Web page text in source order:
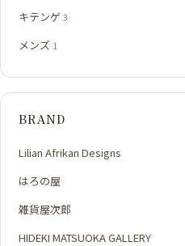
キテンゲ 3
メンズ 1
BRAND
Lilian Afrikan Designs
はろの屋
雑貨屋次郎
HIDEKI MATSUOKA GALLERY